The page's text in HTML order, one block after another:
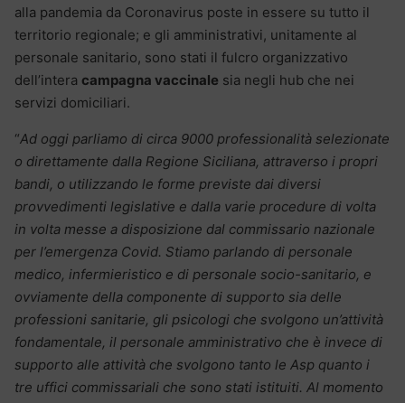
alla pandemia da Coronavirus poste in essere su tutto il
territorio regionale; e gli amministrativi, unitamente al
personale sanitario, sono stati il fulcro organizzativo
dell’intera campagna vaccinale sia negli hub che nei
servizi domiciliari.
“Ad oggi parliamo di circa 9000 professionalità selezionate
o direttamente dalla Regione Siciliana, attraverso i propri
bandi, o utilizzando le forme previste dai diversi
provvedimenti legislative e dalla varie procedure di volta
in volta messe a disposizione dal commissario nazionale
per l’emergenza Covid. Stiamo parlando di personale
medico, infermieristico e di personale socio-sanitario, e
ovviamente della componente di supporto sia delle
professioni sanitarie, gli psicologi che svolgono un’attività
fondamentale, il personale amministrativo che è invece di
supporto alle attività che svolgono tanto le Asp quanto i
tre uffici commissariali che sono stati istituiti. Al momento